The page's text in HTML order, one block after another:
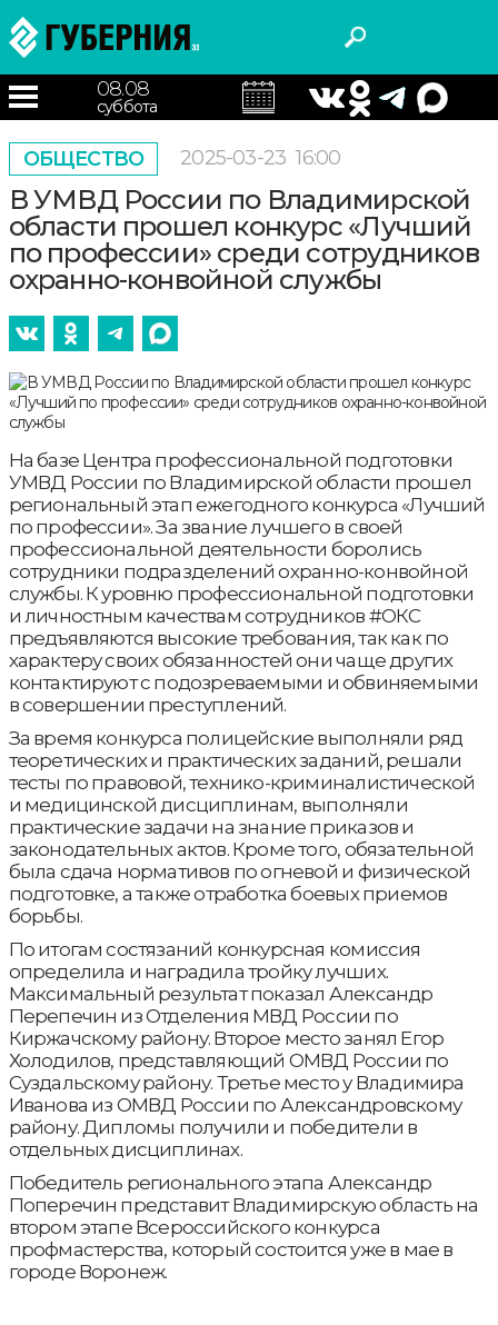
08.08
суббота
ОБЩЕСТВО 2025-03-23 16:00
В УМВД России по Владимирской
области прошел конкурс «Лучший
по профессии» среди сотрудников
охранно-конвойной службы
На базе Центра профессиональной подготовки
УМВД России по Владимирской области прошел
региональный этап ежегодного конкурса «Лучший
по профессии». За звание лучшего в своей
профессиональной деятельности боролись
сотрудники подразделений охранно-конвойной
службы. К уровню профессиональной подготовки
и личностным качествам сотрудников #ОКС
предъявляются высокие требования, так как по
характеру своих обязанностей они чаще других
контактируют с подозреваемыми и обвиняемыми
в совершении преступлений.
За время конкурса полицейские выполняли ряд
теоретических и практических заданий, решали
тесты по правовой, технико-криминалистической
и медицинской дисциплинам, выполняли
практические задачи на знание приказов и
законодательных актов. Кроме того, обязательной
была сдача нормативов по огневой и физической
подготовке, а также отработка боевых приемов
борьбы.
По итогам состязаний конкурсная комиссия
определила и наградила тройку лучших.
Максимальный результат показал Александр
Перепечин из Отделения МВД России по
Киржачскому району. Второе место занял Егор
Холодилов, представляющий ОМВД России по
Суздальскому району. Третье место у Владимира
Иванова из ОМВД России по Александровскому
району. Дипломы получили и победители в
отдельных дисциплинах.
Победитель регионального этапа Александр
Поперечин представит Владимирскую область на
втором этапе Всероссийского конкурса
профмастерства, который состоится уже в мае в
городе Воронеж.